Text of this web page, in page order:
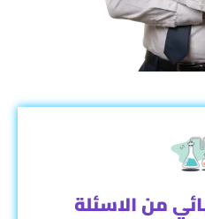
من الاسئلة